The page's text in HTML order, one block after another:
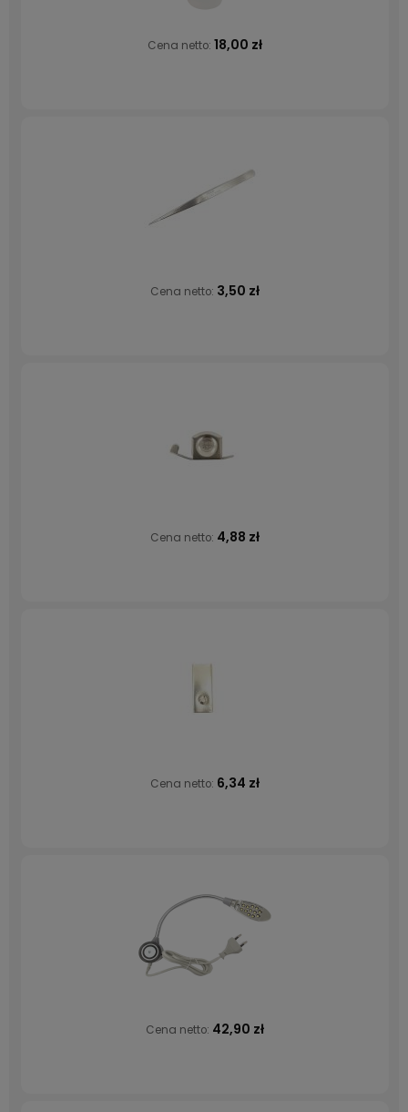
Cena netto: 18,00 zł
Cena netto: 3,50 zł
Cena netto: 4,88 zł
Cena netto: 6,34 zł
Cena netto: 42,90 zł